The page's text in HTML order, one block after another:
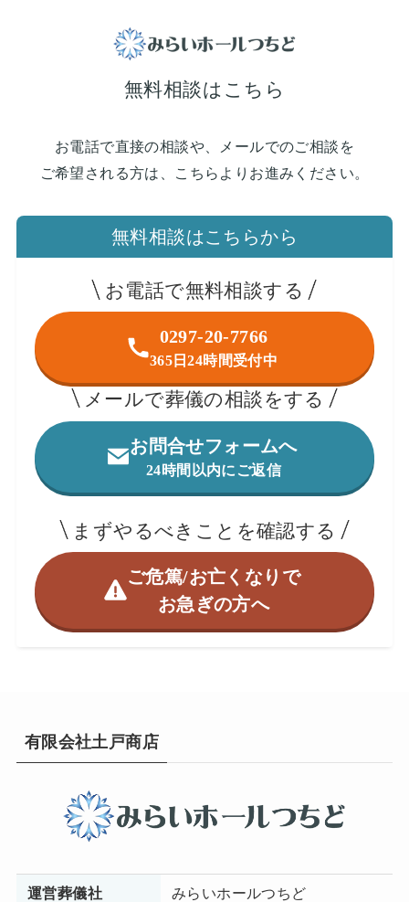
無料相談はこちら
お電話で直接の相談や、メールでのご相談を
ご希望される方は、こちらよりお進みください。
無料相談はこちらから
お電話で無料相談する
0297-20-7766
365日24時間受付中
メールで葬儀の相談をする
お問合せフォームへ
24時間以内にご返信
まずやるべきことを確認する
ご危篤/お亡くなりで
お急ぎの方へ
有限会社土戸商店
運営葬儀社 みらいホールつちど